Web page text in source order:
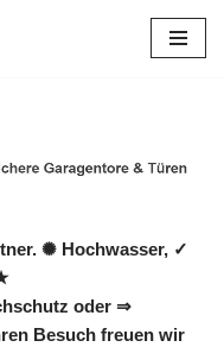
✺ Hochwasser, ✓
oder ⇒
Besuch freuen wir